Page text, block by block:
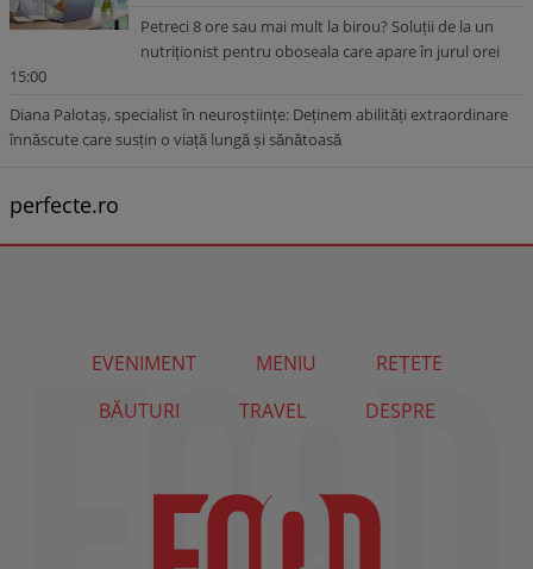
Petreci 8 ore sau mai mult la birou? Soluții de la un
nutriționist pentru oboseala care apare în jurul orei
15:00
Diana Palotaș, specialist în neuroștiințe: Deținem abilități extraordinare
înnăscute care susțin o viață lungă și sănătoasă
perfecte.ro
EVENIMENT MENIU
REȚETE
BĂUTURI
TRAVEL DESPRE